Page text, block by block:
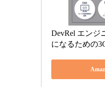
DevRel エンジ
になるための